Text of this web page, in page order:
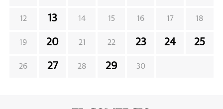
12 13 14 15 16 17 18
19 20 21 22 23 24 25
26 27 28 29 30